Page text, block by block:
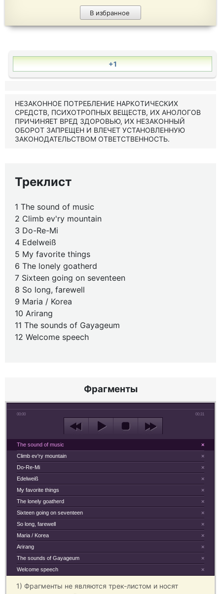
В избранное
+1
НЕЗАКОННОЕ ПОТРЕБЛЕНИЕ НАРКОТИЧЕСКИХ
СРЕДСТВ, ПСИХОТРОПНЫХ ВЕЩЕСТВ, ИХ АНОЛОГОВ
ПРИЧИНЯЕТ ВРЕД ЗДОРОВЬЮ, ИХ НЕЗАКОННЫЙ
ОБОРОТ ЗАПРЕЩЕН И ВЛЕЧЕТ УСТАНОВЛЕННУЮ
ЗАКОНОДАТЕЛЬСТВОМ ОТВЕТСТВЕННОСТЬ.
Треклист
1 The sound of music
2 Climb ev'ry mountain
3 Do-Re-Mi
4 Edelweiß
5 My favorite things
6 The lonely goatherd
7 Sixteen going on seventeen
8 So long, farewell
9 Maria / Korea
10 Arirang
11 The sounds of Gayageum
12 Welcome speech
Фрагменты
00:00 00:31
×
The sound of music
×
Climb ev'ry mountain
×
Do-Re-Mi
×
Edelweiß
×
My favorite things
×
The lonely goatherd
×
Sixteen going on seventeen
×
So long, farewell
×
Maria / Korea
×
Arirang
×
The sounds of Gayageum
×
Welcome speech
1) Фрагменты не являются трек-листом и носят